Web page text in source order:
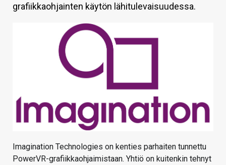
KAUPPA
grafiikkaohjainten käytön lähitulevaisuudessa.
Imagination Technologies on kenties parhaiten tunnettu
PowerVR-grafiikkaohjaimistaan. Yhtiö on kuitenkin tehnyt